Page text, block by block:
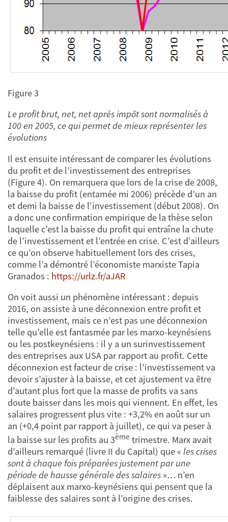
Figure 3
Le profit brut, net, net après impôt sont normalisés à
100 en 2005, ce qui permet de mieux représenter les
évolutions
Il est ensuite intéressant de comparer les évolutions
du profit et de l’investissement des entreprises
(Figure 4). On remarquera que lors de la crise de 2008,
la baisse du profit (entamée mi 2006) précède d’un an
et demi la baisse de l’investissement (début 2008). On
a donc une confirmation empirique de la thèse selon
laquelle c’est la baisse du profit qui entraîne la chute
de l’investissement et l’entrée en crise. C’est d’ailleurs
ce qu’on observe habituellement lors des crises,
comme l’a démontré l’économiste marxiste Tapia
Granados : https://urlz.fr/aJAR
On voit aussi un phénomène intéressant : depuis
2016, on assiste à une déconnexion entre profit et
investissement, mais ce n’est pas une déconnexion
telle qu’elle est fantasmée par les marxo-keynésiens
ou les postkeynésiens : il y a un surinvestissement
des entreprises aux USA par rapport au profit. Cette
déconnexion est facteur de crise : l’investissement va
devoir s’ajuster à la baisse, et cet ajustement va être
d’autant plus fort que la masse de profits va sans
doute baisser dans les mois qui viennent. En effet, les
salaires progressent plus vite : +3,2% en août sur un
an (+0,4 point par rapport à juillet), ce qui va peser à
la baisse sur les profits au 3ème trimestre. Marx avait
d’ailleurs remarqué (livre II du Capital) que « les crises
sont à chaque fois préparées justement par une
période de hausse générale des salaires »… n’en
déplaisent aux marxo-keynésiens qui pensent que la
faiblesse des salaires sont à l’origine des crises.